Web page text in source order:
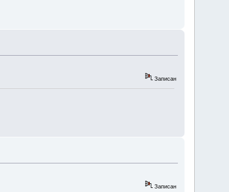
Записан
Записан